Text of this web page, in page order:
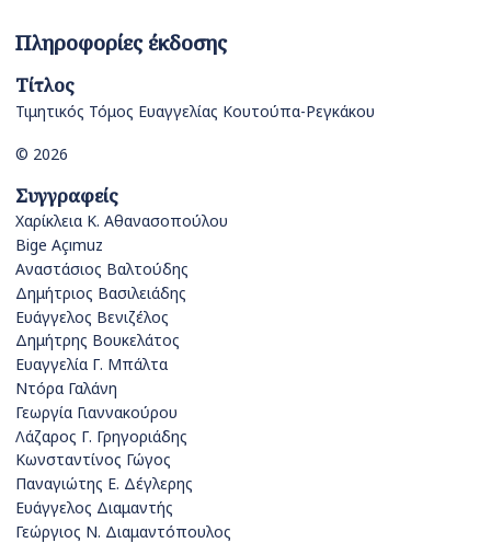
Πληροφορίες έκδοσης
Τίτλος
Τιμητικός Τόμος Ευαγγελίας Κουτούπα-Ρεγκάκου
© 2026
Συγγραφείς
Χαρίκλεια Κ. Αθανασοπούλου
Bige Açımuz
Αναστάσιος Βαλτούδης
Δημήτριος Βασιλειάδης
Ευάγγελος Βενιζέλος
Δημήτρης Βουκελάτος
Ευαγγελία Γ. Μπάλτα
Ντόρα Γαλάνη
Γεωργία Γιαννακούρου
Λάζαρος Γ. Γρηγοριάδης
Κωνσταντίνος Γώγος
Παναγιώτης Ε. Δέγλερης
Ευάγγελος Διαμαντής
Γεώργιος Ν. Διαμαντόπουλος